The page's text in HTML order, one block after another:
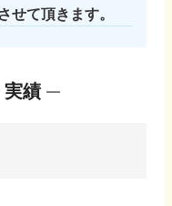
せて頂きます。
実績